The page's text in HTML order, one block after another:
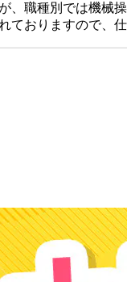
、職種別では機械
おりますので、